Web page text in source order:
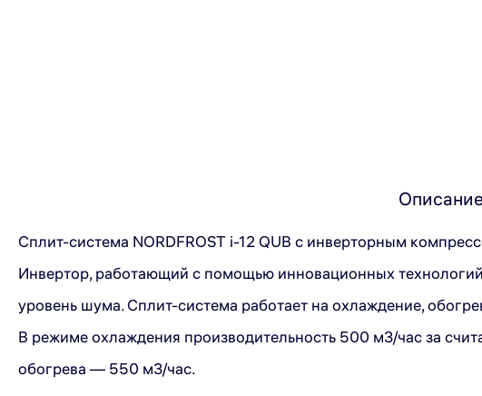
Сплит-система NORDFROST i-12 QUB с инверторным
Инвертор, работающий с помощью инновационных
уровень шума. Сплит-система работает на охлаждение,
В режиме охлаждения производительность 500 м3/час за
обогрева — 550 м3/час.